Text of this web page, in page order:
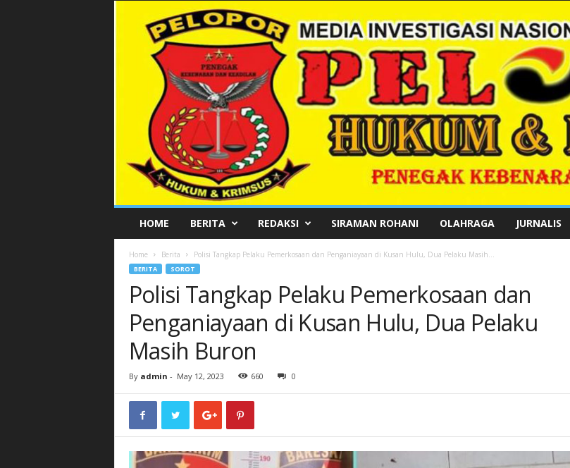
L
HOME BERITA REDAKSI SIRAMAN ROHANI OLAHRAGA JURNALIS
Home Berita Polisi Tangkap Pelaku Pemerkosaan dan Penganiayaan di Kusan Hulu, Dua Pelaku Masih...
BERITA SOROT
Polisi Tangkap Pelaku Pemerkosaan dan
Penganiayaan di Kusan Hulu, Dua Pelaku
Masih Buron
By admin - May 12, 2023 660 0